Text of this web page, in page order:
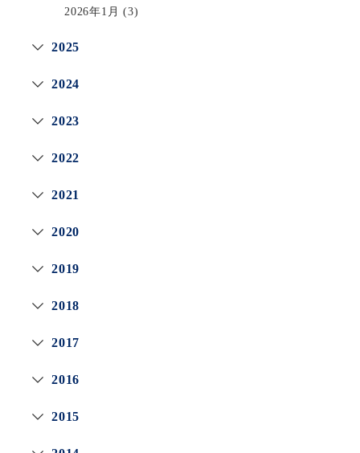
2026年1月 (3)
2025
2024
2023
2022
2021
2020
2019
2018
2017
2016
2015